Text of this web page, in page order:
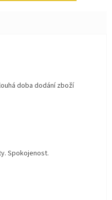
4 z 5 hvězdiček.
doba dodání zboží
5 z 5 hvězdiček.
Spokojenost.
5 z 5 hvězdiček.